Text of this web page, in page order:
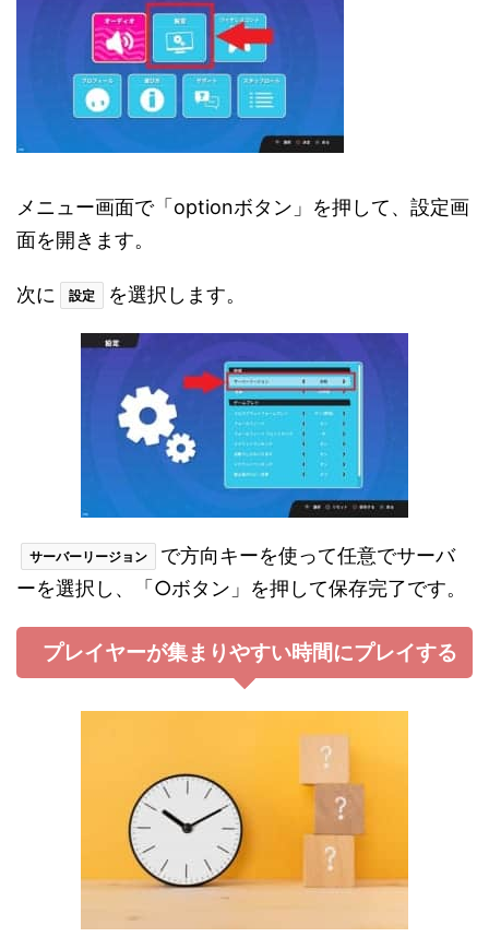
メニュー画面で「optionボタン」を押して、設定画
面を開きます。
次に 設定 を選択します。
サーバーリージョン
で方向キーを使って任意でサーバ
ーを選択し、「○ボタン」を押して保存完了です。
プレイヤーが集まりやすい時間にプレイする